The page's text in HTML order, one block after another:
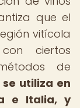
que el
vitícola
ciertos
de
se utiliza en
e Italia, y